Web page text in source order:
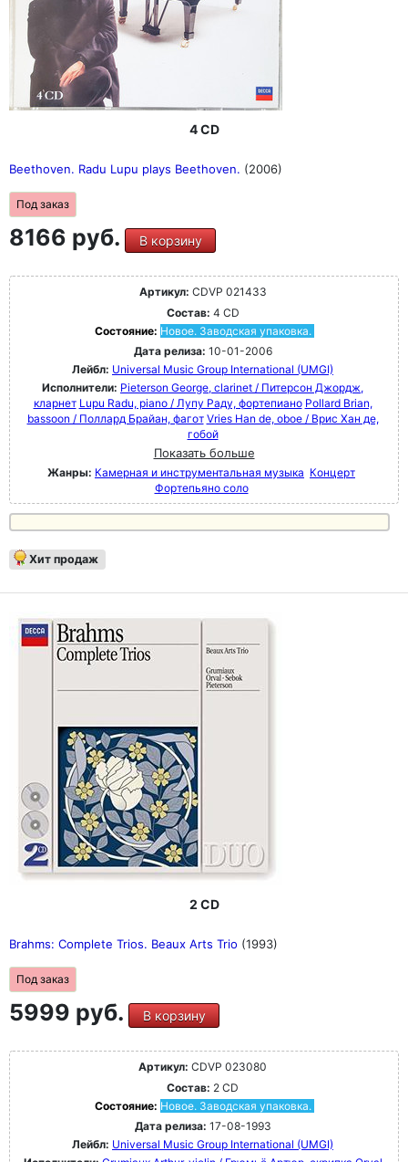
4 CD
Beethoven. Radu Lupu plays Beethoven. (2006)
Под заказ
8166 руб. В корзину
Артикул: CDVP 021433
Состав: 4 CD
Состояние: Новое. Заводская упаковка.
Дата релиза: 10-01-2006
Лейбл: Universal Music Group International (UMGI)
Исполнители: Pieterson George, clarinet / Питерсон Джордж,
кларнет Lupu Radu, piano / Лупу Раду, фортепиано Pollard Brian,
bassoon / Поллард Брайан, фагот Vries Han de, oboe / Врис Хан де,
гобой
Показать больше
Жанры: Камерная и инструментальная музыка Концерт
Фортепьяно соло
Хит продаж
2 CD
Brahms: Complete Trios. Beaux Arts Trio (1993)
Под заказ
5999 руб. В корзину
Артикул: CDVP 023080
Состав: 2 CD
Состояние: Новое. Заводская упаковка.
Дата релиза: 17-08-1993
Лейбл: Universal Music Group International (UMGI)